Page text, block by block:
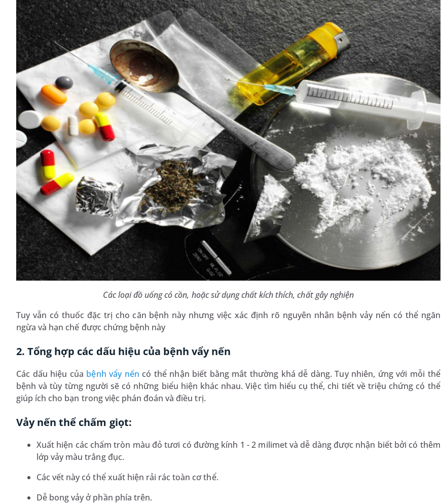
Các loại đồ uống có cồn, hoặc sử dụng chất kích thích, chất gây nghiện
Tuy vẫn có thuốc đặc trị cho căn bệnh này nhưng việc xác định rõ nguyên nhân bệnh vảy nến có thể ngăn
ngừa và hạn chế được chứng bệnh này
2. Tổng hợp các dấu hiệu của bệnh vẩy nến
Các dấu hiệu của bệnh vẩy nến có thể nhận biết bằng mắt thường khá dễ dàng. Tuy nhiên, ứng với mỗi thể
bệnh và tùy từng người sẽ có những biểu hiện khác nhau. Việc tìm hiểu cụ thể, chi tiết về triệu chứng có thể
giúp ích cho bạn trong việc phán đoán và điều trị.
Vảy nến thể chấm giọt:
Xuất hiện các chấm tròn màu đỏ tươi có đường kính 1 - 2 milimet và dễ dàng được nhận biết bởi có thêm
lớp vảy màu trắng đục.
Các vết này có thể xuất hiện rải rác toàn cơ thể.
Dễ bong vảy ở phần phía trên.